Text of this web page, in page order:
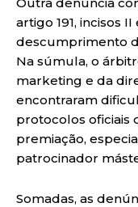
artigo 191, incisos
descumprimento
Na súmula, o
marketing e da
encontraram
protocolos oficiais
premiação,
patrocinador
Somadas, as